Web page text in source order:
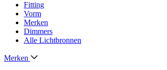
Fitting
Vorm
Merken
Dimmers
Alle Lichtbronnen
Merken